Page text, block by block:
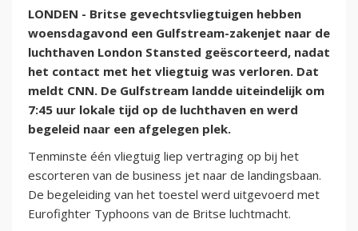
LONDEN - Britse gevechtsvliegtuigen hebben
woensdagavond een Gulfstream-zakenjet naar de
luchthaven London Stansted geëscorteerd, nadat
het contact met het vliegtuig was verloren. Dat
meldt CNN. De Gulfstream landde uiteindelijk om
7:45 uur lokale tijd op de luchthaven en werd
begeleid naar een afgelegen plek.
Tenminste één vliegtuig liep vertraging op bij het
escorteren van de business jet naar de landingsbaan.
De begeleiding van het toestel werd uitgevoerd met
Eurofighter Typhoons van de Britse luchtmacht.